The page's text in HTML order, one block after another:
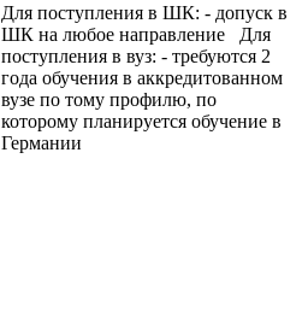
Для поступления в ШК: - допуск в
ШК на любое направление Для
поступления в вуз: - требуются 2
года обучения в аккредитованном
вузе по тому профилю, по
которому планируется обучение в
Германии